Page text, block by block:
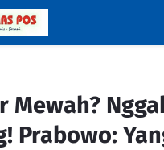
Mewah?
Prabowo: